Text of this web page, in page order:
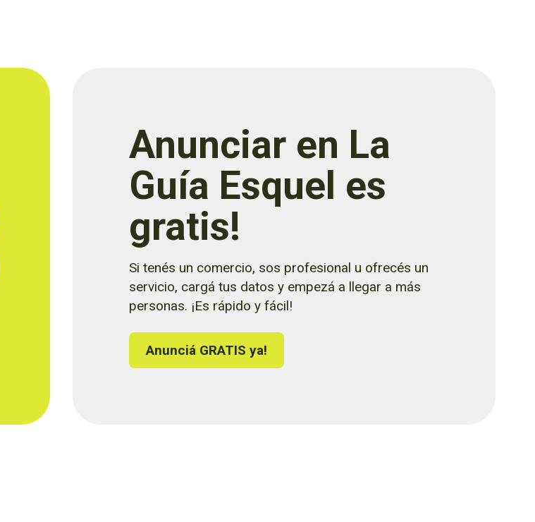
Anunciar en La
Guía Esquel es
gratis!
Si tenés un comercio, sos profesional u ofrecés un
servicio, cargá tus datos y empezá a llegar a más
personas. ¡Es rápido y fácil!
Anunciá GRATIS ya!